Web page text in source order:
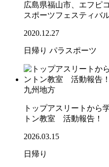
広島県福山市、エフピ
スポーツフェスティバ
2020.12.27
日帰り パラスポーツ
九州地方
トップアスリートから
トン教室 活動報告！
2026.03.15
日帰り